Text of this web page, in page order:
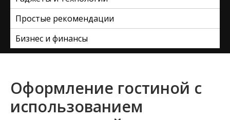
Простые рекомендации
Бизнес и финансы
Оформление гостиной с
использованием